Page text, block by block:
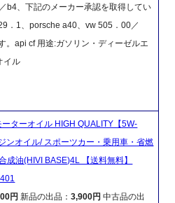
b4、下記のメーカー承認を取得してい
．1、porsche a40、vw 505．00／
。api cf 用途:ガソリン・ディーゼルエ
イル
ーターオイル HIGH QUALITY【5W-
ンオイル/ スポーツカー・乗用車・省燃
成油(HIVI BASE)4L 【送料無料】
円新品の出品：3,900円 中古品の出